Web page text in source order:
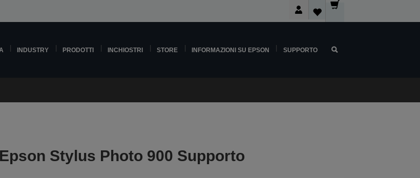
INDUSTRY PRODOTTI INCHIOSTRI STORE INFORMAZIONI SU EPSON SUPPORTO
Epson Stylus Photo 900 Supporto